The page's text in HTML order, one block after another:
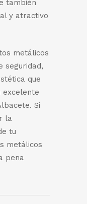
también
y atractivo
metálicos
seguridad,
que
excelente
Si
la
tu
metálicos
pena